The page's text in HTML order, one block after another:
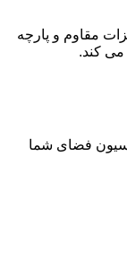
مقاوم و پارچه
کند.
فضای شما